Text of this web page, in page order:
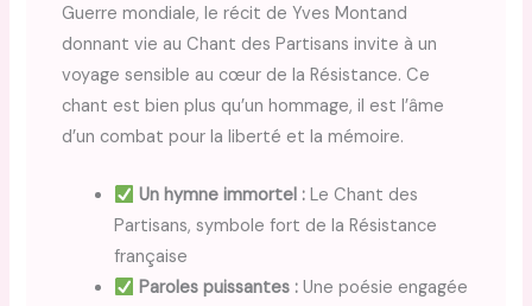
Guerre mondiale, le récit de Yves Montand
donnant vie au Chant des Partisans invite à un
voyage sensible au cœur de la Résistance. Ce
chant est bien plus qu’un hommage, il est l’âme
d’un combat pour la liberté et la mémoire.
Un hymne immortel :Le Chant des
Partisans, symbole fort de la Résistance
française
Paroles puissantes :Une poésie engagée